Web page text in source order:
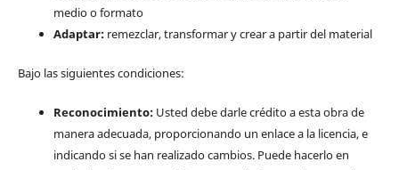
medio o formato
Adaptar:remezclar, transformar y crear a partir del material
Bajo las siguientes condiciones:
Reconocimiento:Usted debe darle crédito a esta obra de
manera adecuada, proporcionando un enlace a la licencia, e
indicando si se han realizado cambios. Puede hacerlo en